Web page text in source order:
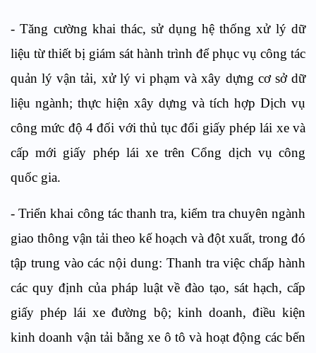
- Tăng cường khai thác, sử dụng hệ thống xử lý dữ
liệu từ thiết bị giám sát hành trình để phục vụ công tác
quản lý vận tải, xử lý vi phạm và xây dựng cơ sở dữ
liệu ngành; thực hiện xây dựng và tích hợp Dịch vụ
công mức độ 4 đối với thủ tục đổi giấy phép lái xe và
cấp mới giấy phép lái xe trên Cổng dịch vụ công
quốc gia.
- Triển khai công tác thanh tra, kiểm tra chuyên ngành
giao thông vận tải theo kế hoạch và đột xuất, trong đó
tập trung vào các nội dung: Thanh tra việc chấp hành
các quy định của pháp luật về đào tạo, sát hạch, cấp
giấy phép lái xe đường bộ; kinh doanh, điều kiện
kinh doanh vận tải bằng xe ô tô và hoạt động các bến